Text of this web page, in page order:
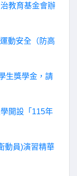
教育基金會辦
動安全（防高
生獎學金，請
開設「115年
動員)演習精華